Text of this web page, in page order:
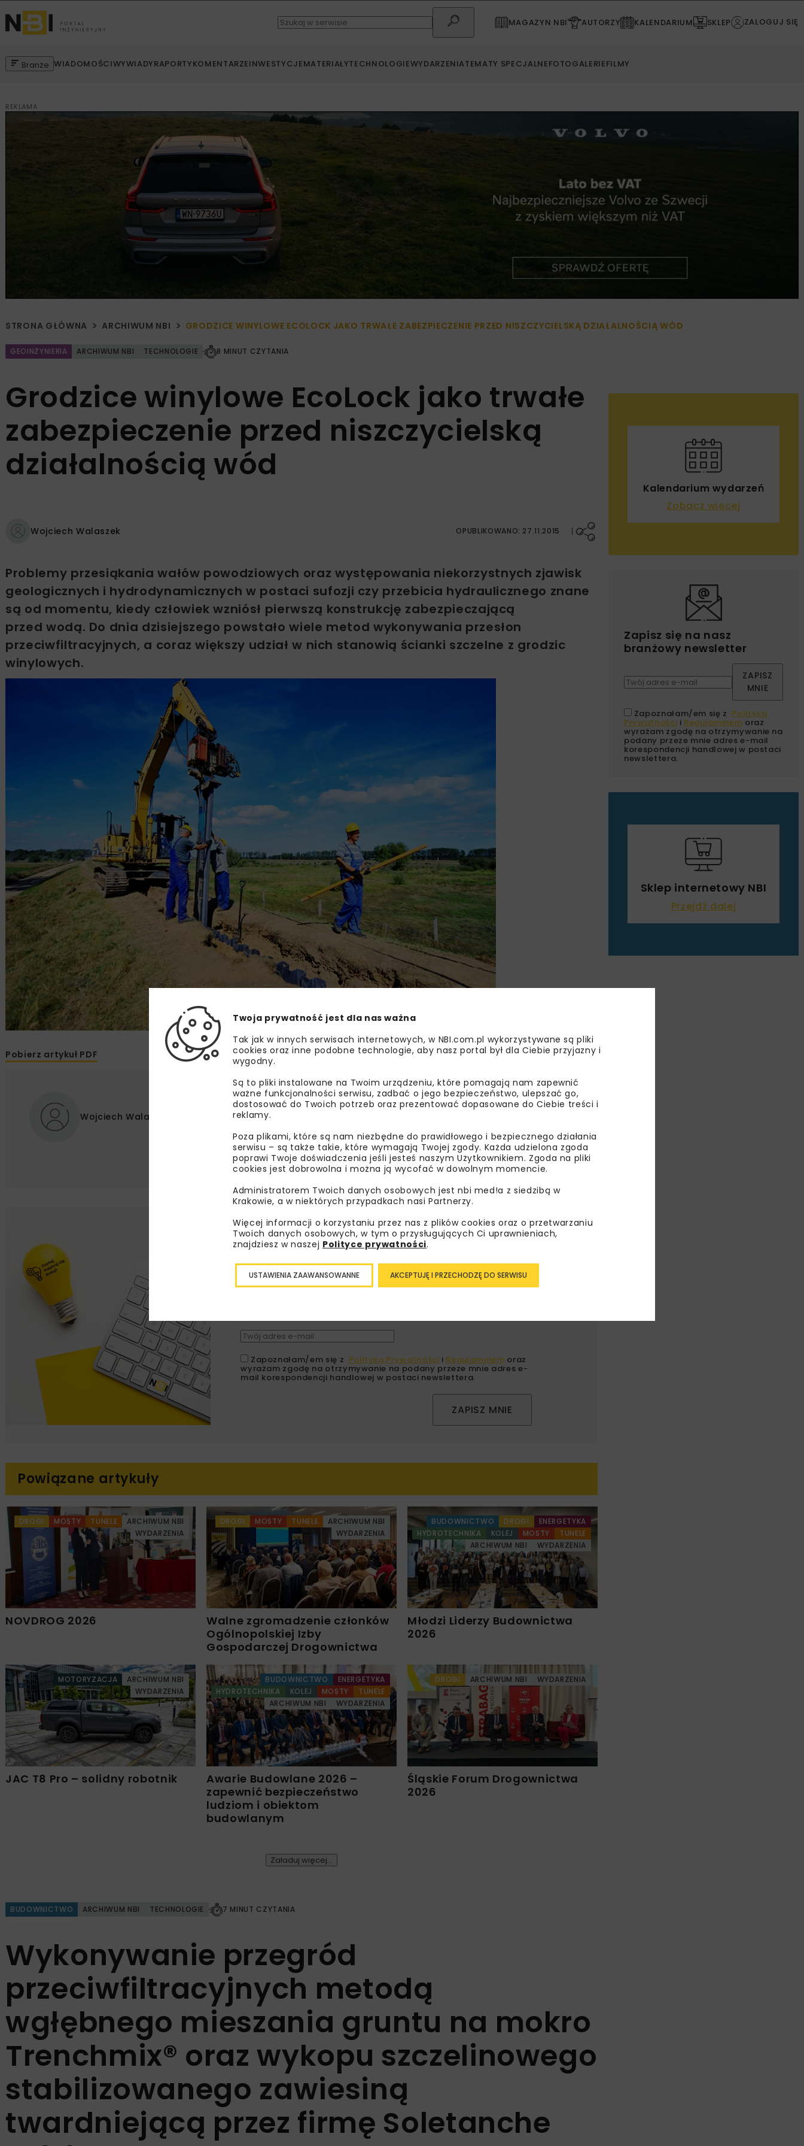
MAGAZYN NBI AUTORZY KALENDARIUM SKLEP ZALOGUJ SIĘ
Branże WIADOMOŚCIWYWIADYRAPORTYKOMENTARZEINWESTYCJEMATERIAŁYTECHNOLOGIEWYDARZENIATEMATY SPECJALNEFOTOGALERIEFILMY
REKLAMA
STRONA GŁÓWNA ARCHIWUM NBI GRODZICE WINYLOWE ECOLOCK JAKO TRWAŁE ZABEZPIECZENIE PRZED NISZCZYCIELSKĄ DZIAŁALNOŚCIĄ WÓD
GEOINŻYNIERIA ARCHIWUM NBI TECHNOLOGIE 8 MINUT CZYTANIA
Grodzice winylowe EcoLock jako trwałe
zabezpieczenie przed niszczycielską
działalnością wód
Wojciech Walaszek OPUBLIKOWANO: 27.11.2015
Problemy przesiąkania wałów powodziowych oraz występowania niekorzystnych zjawisk
geologicznych i hydrodynamicznych w postaci sufozji czy przebicia hydraulicznego znane
są od momentu, kiedy człowiek wzniósł pierwszą konstrukcję zabezpieczającą
przed wodą. Do dnia dzisiejszego powstało wiele metod wykonywania przesłon
przeciwfiltracyjnych, a coraz większy udział w nich stanowią ścianki szczelne z grodzic
winylowych.
Pobierz artykuł PDF
Wojciech Walaszek
ECOLOCK GEOINŻYNIERIA GEOTECHNIKA
WOJCIECH WALASZEK
Lubisz wiedzieć więcej?
Zapisz się do newslettera aby otrzymywać od nas
najlepsze informacje branżowe, zaproszenia na
wydarzenia, atrakcyjne oferty i dedykowane akcje
Zapoznałam/em się z Polityką Prywatności i Regulaminem oraz
wyrażam zgodę na otrzymywanie na podany przeze mnie adres e-
mail korespondencji handlowej w postaci newslettera.
ZAPISZ MNIE
Powiązane artykuły
DROGI MOSTY TUNELE
ARCHIWUM NBI
WYDARZENIA
NOVDROG 2026
DROGI MOSTY TUNELE
ARCHIWUM NBI
WYDARZENIA
Walne zgromadzenie członków
Ogólnopolskiej Izby
Gospodarczej Drogownictwa
BUDOWNICTWO DROGI
ENERGETYKA
HYDROTECHNIKA
KOLEJ MOSTY
TUNELE
ARCHIWUM NBI
WYDARZENIA
Młodzi Liderzy Budownictwa
2026
MOTORYZACJA
ARCHIWUM NBI
WYDARZENIA
JAC T8 Pro – solidny robotnik
BUDOWNICTWO
ENERGETYKA
HYDROTECHNIKA
KOLEJ MOSTY
TUNELE
ARCHIWUM NBI
WYDARZENIA
Awarie Budowlane 2026 –
zapewnić bezpieczeństwo
ludziom i obiektom
budowlanym
DROGI ARCHIWUM NBI WYDARZENIA
Śląskie Forum Drogownictwa
2026
Załaduj więcej...
BUDOWNICTWO ARCHIWUM NBI TECHNOLOGIE 7 MINUT CZYTANIA
Wykonywanie przegród
przeciwfiltracyjnych metodą
wgłębnego mieszania gruntu na mokro
Trenchmix® oraz wykopu szczelinowego
stabilizowanego zawiesiną
twardniejącą przez firmę Soletanche
Kalendarium wydarzeń
Zobacz więcej
Zapisz się na nasz
branżowy newsletter
ZAPISZ
MNIE
Zapoznałam/em się z Polityką
Prywatności i Regulaminem oraz
wyrażam zgodę na otrzymywanie na
podany przeze mnie adres e-mail
korespondencji handlowej w postaci
newslettera.
Sklep internetowy NBI
Przejdź dalej
Twoja prywatność jest dla nas ważna
Tak jak w innych serwisach internetowych, w NBI.com.pl wykorzystywane są pliki
cookies oraz inne podobne technologie, aby nasz portal był dla Ciebie przyjazny i
wygodny.
Są to pliki instalowane na Twoim urządzeniu, które pomagają nam zapewnić
ważne funkcjonalności serwisu, zadbać o jego bezpieczeństwo, ulepszać go,
dostosować do Twoich potrzeb oraz prezentować dopasowane do Ciebie treści i
reklamy.
Poza plikami, które są nam niezbędne do prawidłowego i bezpiecznego działania
serwisu – są także takie, które wymagają Twojej zgody. Każda udzielona zgoda
poprawi Twoje doświadczenia jeśli jesteś naszym Użytkownikiem. Zgoda na pliki
cookies jest dobrowolna i można ją wycofać w dowolnym momencie.
Administratorem Twoich danych osobowych jest nbi med!a z siedzibą w
Krakowie, a w niektórych przypadkach nasi Partnerzy.
Więcej informacji o korzystaniu przez nas z plików cookies oraz o przetwarzaniu
Twoich danych osobowych, w tym o przysługujących Ci uprawnieniach,
znajdziesz w naszej Polityce prywatności.
AKCEPTUJĘ I PRZECHODZĘ DO SERWISU
USTAWIENIA ZAAWANSOWANNE